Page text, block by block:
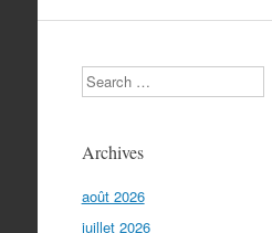
Search
Archives
août 2026
juillet 2026